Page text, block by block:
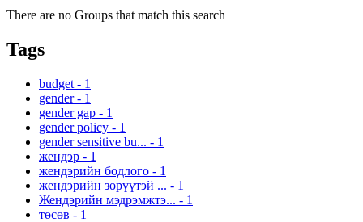
There are no Groups that match this search
Tags
budget - 1
gender - 1
gender gap - 1
gender policy - 1
gender sensitive bu... - 1
жендэр - 1
жендэрийн бодлого - 1
жендэрийн зөрүүтэй ... - 1
Жендэрийн мэдрэмжтэ... - 1
төсөв - 1